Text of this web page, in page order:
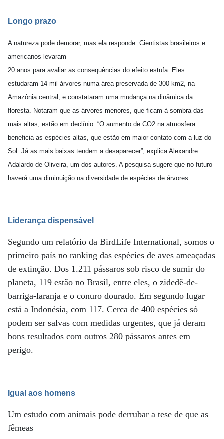
Longo prazo
A natureza pode demorar, mas ela responde. Cientistas brasileiros e
americanos levaram
20 anos para avaliar as consequências do efeito estufa. Eles
estudaram 14 mil árvores numa área preservada de 300 km2, na
Amazônia central, e constataram uma mudança na dinâmica da
floresta. Notaram que as árvores menores, que ficam à sombra das
mais altas, estão em declínio. “O aumento de CO2 na atmosfera
beneficia as espécies altas, que estão em maior contato com a luz do
Sol. Já as mais baixas tendem a desaparecer”, explica Alexandre
Adalardo de Oliveira, um dos autores. A pesquisa sugere que no futuro
haverá uma diminuição na diversidade de espécies de árvores.
Liderança dispensável
Segundo um relatório da BirdLife International, somos o
primeiro país no ranking das espécies de aves ameaçadas
de extinção. Dos 1.211 pássaros sob risco de sumir do
planeta, 119 estão no Brasil, entre eles, o zidedê-de-
barriga-laranja e o conuro dourado. Em segundo lugar
está a Indonésia, com 117. Cerca de 400 espécies só
podem ser salvas com medidas urgentes, que já deram
bons resultados com outros 280 pássaros antes em
perigo.
Igual aos homens
Um estudo com animais pode derrubar a tese de que as
fêmeas